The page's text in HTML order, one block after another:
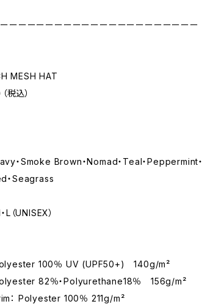
ーーーーーーーーーーーーーーーーーーーーー
MESH HAT
税込）
・Smoke Brown・Nomad・Teal・Peppermint・
・Seagrass
L（UNISEX）
100％ UV (UPF50+) 140g/m²
82％・Polyurethane18％ 156g/m²
： Polyester 100％ 211g/m²